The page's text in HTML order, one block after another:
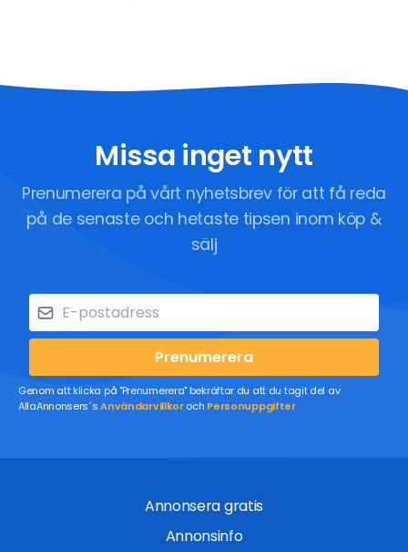
Missa inget nytt
Prenumerera på vårt nyhetsbrev för att få reda
på de senaste och hetaste tipsen inom köp &
sälj
Prenumerera
Genom att klicka på "Prenumerera" bekräftar du att du tagit del av
AllaAnnonsers´sAnvändarvillkoroch Personuppgifter
Annonsera gratis
Annonsinfo